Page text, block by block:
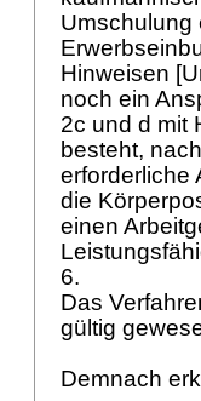
Umschulung
Hinweisen
noch ein
2c und d mit
besteht,
erforderliche
die
einen
6.
Das
gültig
Demnach